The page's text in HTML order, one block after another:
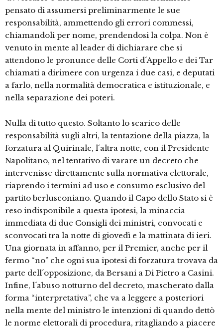
pensato di assumersi preliminarmente le sue
responsabilità, ammettendo gli errori commessi,
chiamandoli per nome, prendendosi la colpa. Non è
venuto in mente al leader di dichiarare che si
attendono le pronunce delle Corti d´Appello e dei Tar
chiamati a dirimere con urgenza i due casi, e deputati
a farlo, nella normalità democratica e istituzionale, e
nella separazione dei poteri.
Nulla di tutto questo. Soltanto lo scarico delle
responsabilità sugli altri, la tentazione della piazza, la
forzatura al Quirinale, l´altra notte, con il Presidente
Napolitano, nel tentativo di varare un decreto che
intervenisse direttamente sulla normativa elettorale,
riaprendo i termini ad uso e consumo esclusivo del
partito berlusconiano. Quando il Capo dello Stato si è
reso indisponibile a questa ipotesi, la minaccia
immediata di due Consigli dei ministri, convocati e
sconvocati tra la notte di giovedì e la mattinata di ieri.
Una giornata in affanno, per il Premier, anche per il
fermo “no” che ogni sua ipotesi di forzatura trovava da
parte dell´opposizione, da Bersani a Di Pietro a Casini.
Infine, l´abuso notturno del decreto, mascherato dalla
forma “interpretativa”, che va a leggere a posteriori
nella mente del ministro le intenzioni di quando dettò
le norme elettorali di procedura, ritagliando a piacere